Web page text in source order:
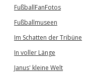
FußballFanFotos
Fußballmuseen
Im Schatten der Tribüne
In voller Länge
Janus' kleine Welt